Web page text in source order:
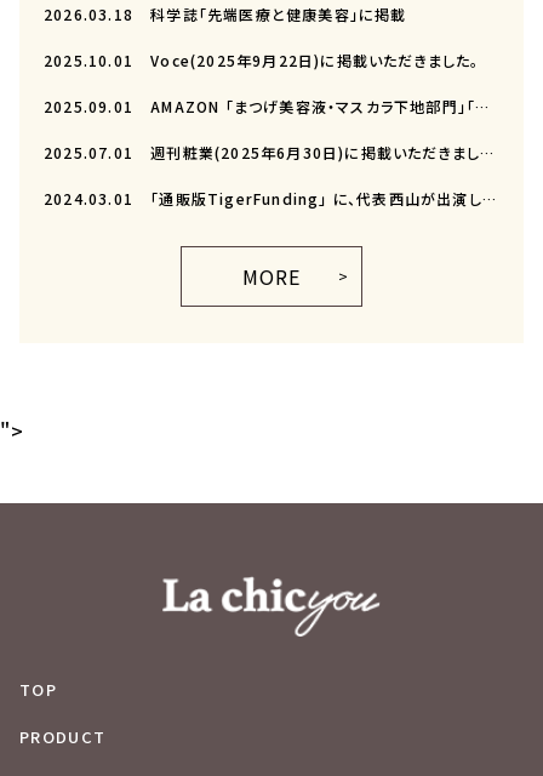
2026.03.18 科学誌「先端医療と健康美容」に掲載
2025.10.01 Voce(2025年9月22日)に掲載いただきました。
2025.09.01 AMAZON 「まつげ美容液・マスカラ下地部門」「アイメイク部門」（2025年8月）
2025.07.01 週刊粧業(2025年6月30日)に掲載いただきました。
2024.03.01 「通販版TigerFunding」 に、代表西山が出演し、ラシックユーが紹介されました。
MORE
">
TOP
PRODUCT